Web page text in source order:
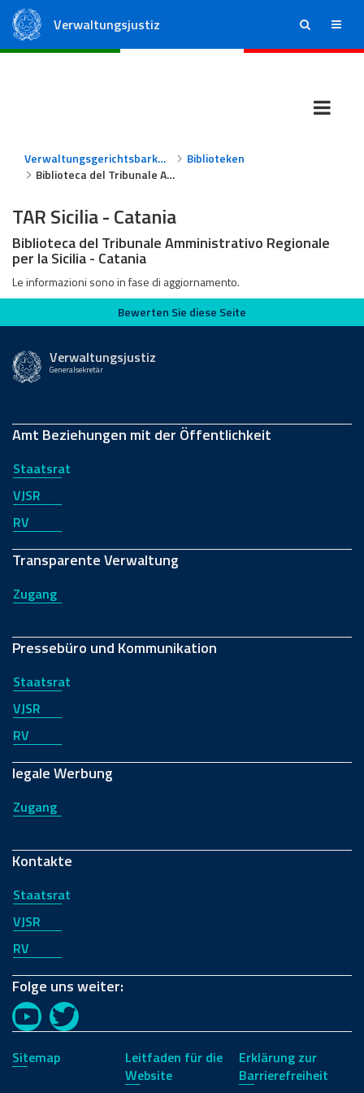
Verwaltungsjustiz ricerca menu
Verwaltungsgerichtsbarkeit
Biblioteken
Biblioteca del Tribunale Amministrativo Regionale per la Sicilia - Catania
TAR Sicilia - Catania
Biblioteca del Tribunale Amministrativo Regionale
per la Sicilia - Catania
Le informazioni sono in fase di aggiornamento.
Bewerten Sie diese Seite
Bewerten Sie diese Seite
Verwaltungsjustiz
Generalsekretär
Amt Beziehungen mit der Öffentlichkeit
Staatsrat
VJSR
RV
Transparente Verwaltung
Zugang
Pressebüro und Kommunikation
Staatsrat
VJSR
RV
legale Werbung
Zugang
Kontakte
Staatsrat
VJSR
RV
Folge uns weiter:
YouTubeTwitter
Sitemap
Leitfaden für die
Website
Erklärung zur
Barrierefreiheit